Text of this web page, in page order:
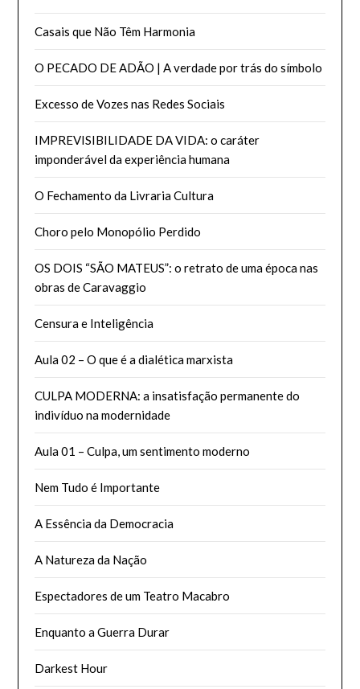
Casais que Não Têm Harmonia
O PECADO DE ADÃO | A verdade por trás do símbolo
Excesso de Vozes nas Redes Sociais
IMPREVISIBILIDADE DA VIDA: o caráter
imponderável da experiência humana
O Fechamento da Livraria Cultura
Choro pelo Monopólio Perdido
OS DOIS “SÃO MATEUS”: o retrato de uma época nas
obras de Caravaggio
Censura e Inteligência
Aula 02 – O que é a dialética marxista
CULPA MODERNA: a insatisfação permanente do
indivíduo na modernidade
Aula 01 – Culpa, um sentimento moderno
Nem Tudo é Importante
A Essência da Democracia
A Natureza da Nação
Espectadores de um Teatro Macabro
Enquanto a Guerra Durar
Darkest Hour